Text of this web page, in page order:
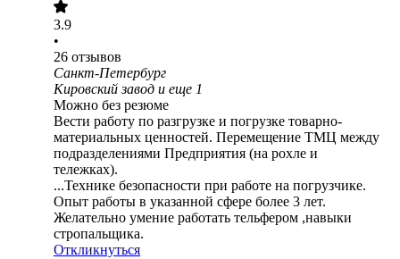
3.9
•
26 отзывов
Санкт-Петербург
Кировский завод и еще 1
Можно без резюме
Вести работу по разгрузке и погрузке товарно-
материальных ценностей. Перемещение ТМЦ между
подразделениями Предприятия (на рохле и
тележках).
...Технике безопасности при работе на погрузчике.
Опыт работы в указанной сфере более 3 лет.
Желательно умение работать тельфером ,навыки
стропальщика.
Откликнуться